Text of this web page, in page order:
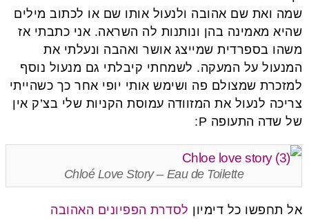
שמה ואת שם אהובה ולנעול אותו שם או לכתוב מילים
שהיא מאמינה בהן ונותנות לה השראה. אני כתבתי אז
משהו בספרדית שמייצג אושר ואהבה ונעלתי את
המנעול על המעקה. לשמחתי קיבלתי גם מנעול נוסף
למזכרת שמצולם פה ושימש אותי יופי אחר כך כשהייתי
צריכה לנעול את המזוודה עמוסת הקניות שלי בצ’ק אין
של שדה התעופה P:
Chloé Love Story – Eau de Toilette
אל תחפשו כל דימיון לסדרת הפפיונים האהובה